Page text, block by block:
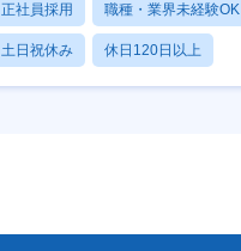
正社員採用 職種・業界未経験OK
土日祝休み 休日120日以上
産休・育休あり